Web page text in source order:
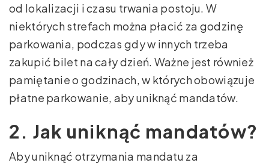
od lokalizacji i czasu trwania postoju. W
niektórych strefach można płacić za godzinę
parkowania, podczas gdy w innych trzeba
zakupić bilet na cały dzień. Ważne jest również
pamiętanie o godzinach, w których obowiązuje
płatne parkowanie, aby uniknąć mandatów.
2. Jak uniknąć mandatów?
Aby uniknąć otrzymania mandatu za